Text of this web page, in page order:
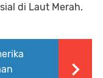
di Laut Merah.